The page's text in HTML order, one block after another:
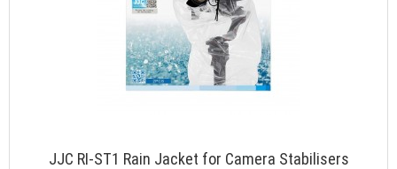
JJC RI-ST1 Rain Jacket for Camera Stabilisers